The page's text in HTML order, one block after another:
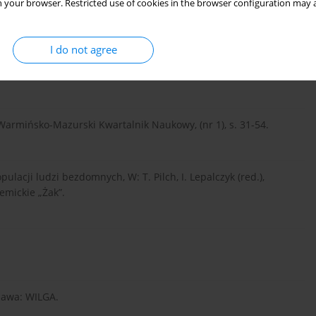
your browser. Restricted use of cookies in the browser configuration
I do not agree
113.
– aspekty fenomenologiczne, etiologiczne i
Mazurski Kwartalnik Naukowy, (nr 1), s. 31-54.
ludzi bezdomnych, W: T. Pilch, I. Lepalczyk (red.),
„Żak”.
WILGA.